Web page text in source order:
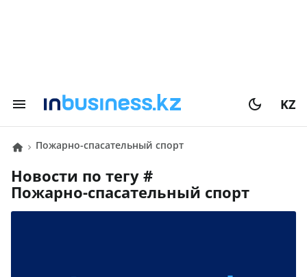
KZ
Пожарно-спасательный спорт
Новости по тегу #
Пожарно-спасательный спорт